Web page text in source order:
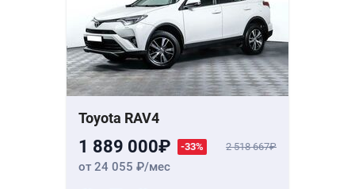
Toyota RAV4
1 889 000 -33% 2 518 667
от 24 055 /мес